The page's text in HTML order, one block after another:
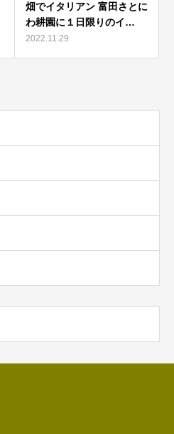
畑でイタリアン 富田さとに
わ耕園に１日限りのイ…
2022.11.29